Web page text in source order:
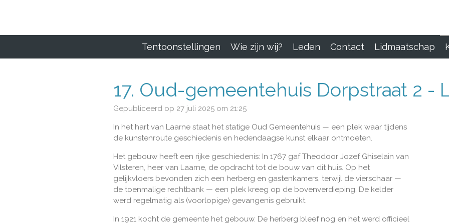
Tentoonstellingen Wie zijn wij? Leden Contact Lidmaatschap
17. Oud-gemeentehuis Dorpstraat 2 -
Gepubliceerd op 27 juli 2025 om 21:25
In het hart van Laarne staat het statige Oud Gemeentehuis — een plek waar tijdens
de kunstenroute geschiedenis en hedendaagse kunst elkaar ontmoeten.
Het gebouw heeft een rijke geschiedenis: In 1767 gaf Theodoor Jozef Ghiselain van
Vilsteren, heer van Laarne, de opdracht tot de bouw van dit huis. Op het
gelijkvloers bevonden zich een herberg en gastenkamers, terwijl de vierschaar —
de toenmalige rechtbank — een plek kreeg op de bovenverdieping. De kelder
werd regelmatig als (voorlopige) gevangenis gebruikt.
In 1921 kocht de gemeente het gebouw. De herberg bleef nog en het werd officieel